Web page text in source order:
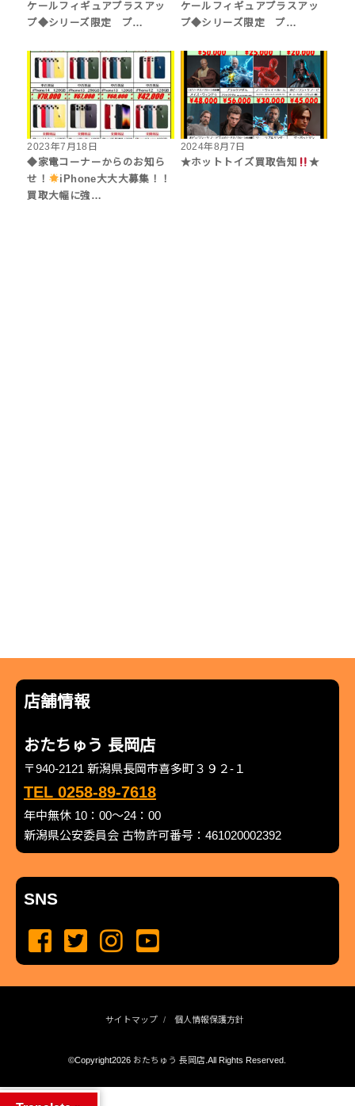
ケールフィギュアプラスアッ
プ◆シリーズ限定 プ…
ケールフィギュアプラスアッ
プ◆シリーズ限定 プ…
2023年7月18日
◆家電コーナーからのお知ら
せ！
iPhone大大大募集！！
買取大幅に強…
2024年8月7日
★ホットトイズ買取告知
★
店舗情報
おたちゅう 長岡店
〒940-2121 新潟県長岡市喜多町３９２-１
TEL 0258-89-7618
年中無休 10：00～24：00
新潟県公安委員会 古物許可番号：461020002392
SNS
サイトマップ 個人情報保護方針
©Copyright2026 おたちゅう 長岡店 .All Rights Reserved.